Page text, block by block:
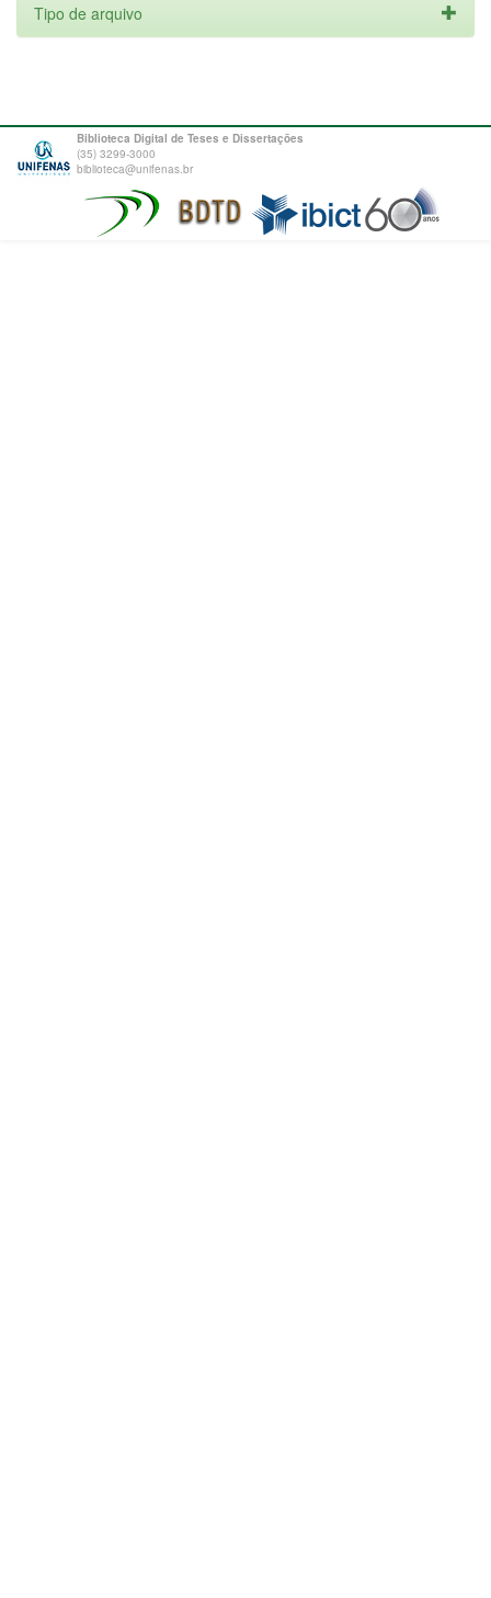
Tipo de arquivo
Biblioteca Digital de Teses e Dissertações
(35) 3299-3000
biblioteca@unifenas.br